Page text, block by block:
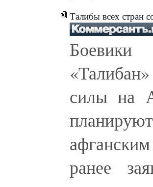
Талибы всех стран
Боевики
силы на
ранее